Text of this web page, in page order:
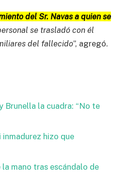
del Sr. Navas a quien se
se trasladó con él
del fallecido”, agregó.
Brunella la cuadra: “No te
hizo que
mano tras escándalo de